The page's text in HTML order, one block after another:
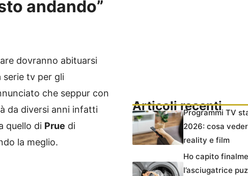
andando”
dovranno abituarsi
serie tv per gli
che seppur con
da diversi anni infatti
quello di Prue di
la meglio.
Articoli recenti
Programmi TV
2026: cosa
reality e film
Ho capito
l’asciugatrice